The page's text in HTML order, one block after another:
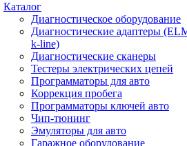
Каталог
Диагностическое оборудование
Диагностические адаптеры
k-line)
Диагностические сканеры
Тестеры электрических цепей
Программаторы для авто
Коррекция пробега
Программаторы ключей авто
Чип-тюнинг
Эмуляторы для авто
Гаражное оборудование